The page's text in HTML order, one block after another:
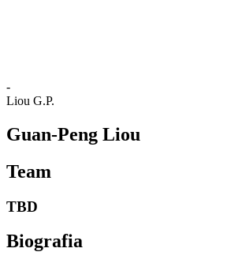
-
Liou G.P.
Guan-Peng Liou
Team
TBD
Biografia